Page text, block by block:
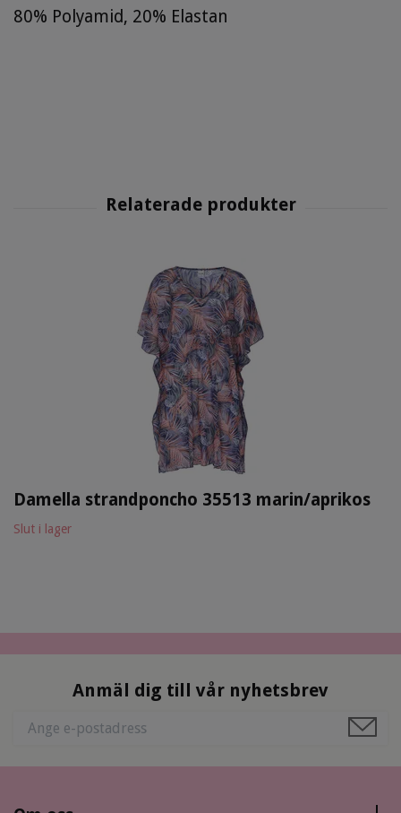
80% Polyamid, 20% Elastan
Damella strandponcho 35513 marin/aprikos
Slut i lager
Anmäl dig till vår nyhetsbrev